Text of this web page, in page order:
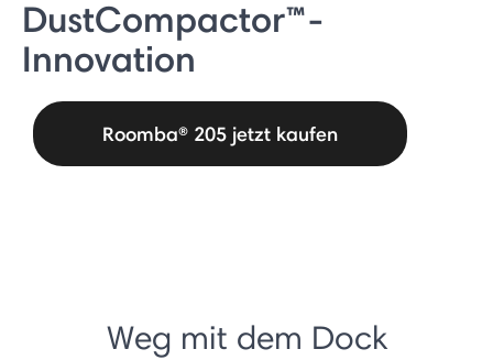
DustCompactor™-
Innovation
Roomba® 205 jetzt kaufen
Weg mit dem Dock